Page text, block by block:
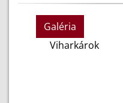
Galéria
Viharkárok